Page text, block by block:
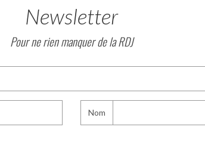
Newsletter
Pour ne rien manquer de la RDJ
Nom